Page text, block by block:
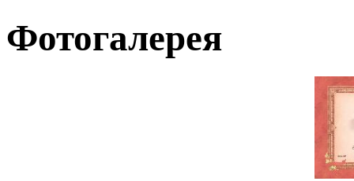
Фотогалерея